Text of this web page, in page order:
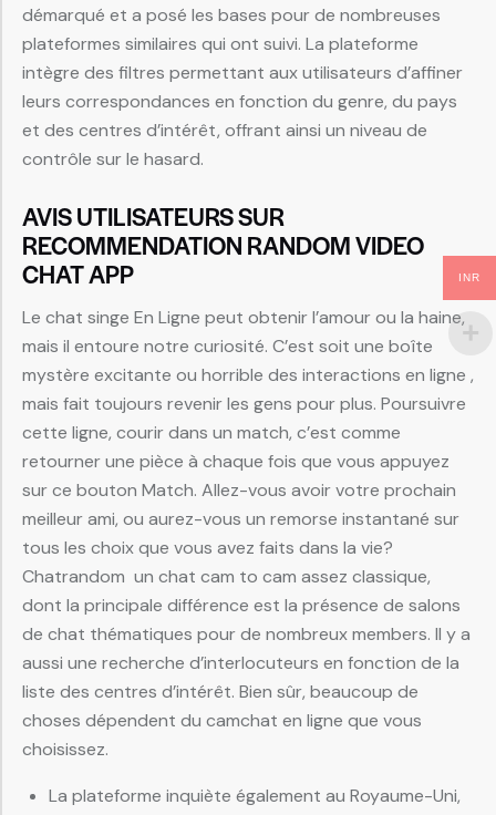
démarqué et a posé les bases pour de nombreuses
plateformes similaires qui ont suivi. La plateforme
intègre des filtres permettant aux utilisateurs d’affiner
leurs correspondances en fonction du genre, du pays
et des centres d’intérêt, offrant ainsi un niveau de
contrôle sur le hasard.
AVIS UTILISATEURS SUR
RECOMMENDATION RANDOM VIDEO
CHAT APP
Le chat singe En Ligne peut obtenir l’amour ou la haine,
mais il entoure notre curiosité. C’est soit une boîte
mystère excitante ou horrible des interactions en ligne ,
mais fait toujours revenir les gens pour plus. Poursuivre
cette ligne, courir dans un match, c’est comme
retourner une pièce à chaque fois que vous appuyez
sur ce bouton Match. Allez-vous avoir votre prochain
meilleur ami, ou aurez-vous un remorse instantané sur
tous les choix que vous avez faits dans la vie?
Chatrandom  un chat cam to cam assez classique,
dont la principale différence est la présence de salons
de chat thématiques pour de nombreux members. Il y a
aussi une recherche d’interlocuteurs en fonction de la
liste des centres d’intérêt. Bien sûr, beaucoup de
choses dépendent du camchat en ligne que vous
choisissez.
La plateforme inquiète également au Royaume-Uni,
INR